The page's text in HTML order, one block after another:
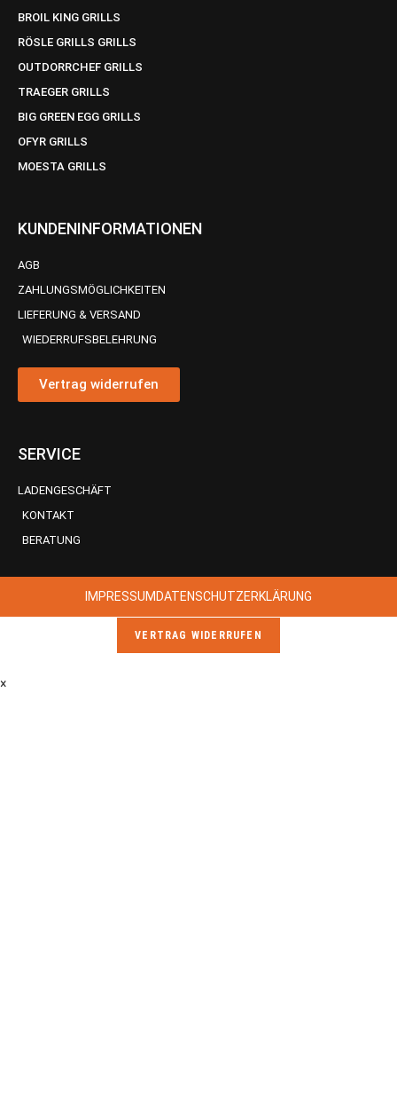
BROIL KING GRILLS
RÖSLE GRILLS GRILLS
OUTDORRCHEF GRILLS
TRAEGER GRILLS
BIG GREEN EGG GRILLS
OFYR GRILLS
MOESTA GRILLS
KUNDENINFORMATIONEN
AGB
ZAHLUNGSMÖGLICHKEITEN
LIEFERUNG & VERSAND
WIEDERRUFSBELEHRUNG
Vertrag widerrufen
SERVICE
LADENGESCHÄFT
KONTAKT
BERATUNG
IMPRESSUM DATENSCHUTZERKLÄRUNG
VERTRAG WIDERRUFEN
×